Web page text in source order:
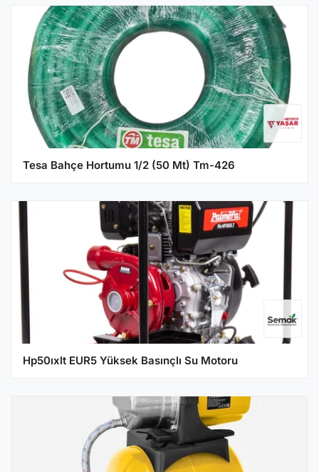
Tesa Bahçe Hortumu 1/2 (50 Mt) Tm-426
Hp50ıxlt EUR5 Yüksek Basınçlı Su Motoru